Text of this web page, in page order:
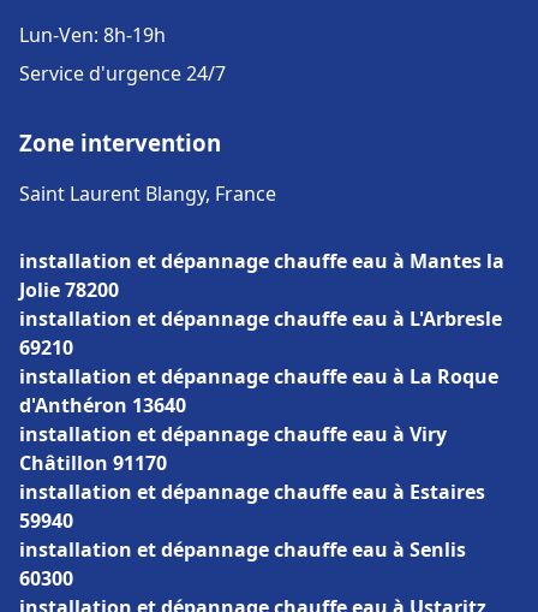
Lun-Ven: 8h-19h
Service d'urgence 24/7
Zone intervention
Saint Laurent Blangy, France
installation et dépannage chauffe eau à Mantes la
Jolie 78200
installation et dépannage chauffe eau à L'Arbresle
69210
installation et dépannage chauffe eau à La Roque
d'Anthéron 13640
installation et dépannage chauffe eau à Viry
Châtillon 91170
installation et dépannage chauffe eau à Estaires
59940
installation et dépannage chauffe eau à Senlis
60300